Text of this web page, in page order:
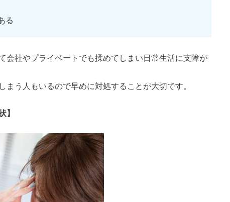
る
会社やプライベートでも揉めてしまい日常生活に支障が
う人もいるので早めに対処することが大切です。
】